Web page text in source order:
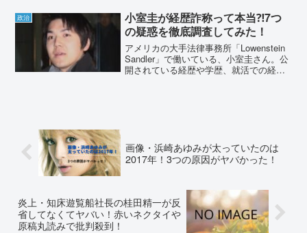
雇され日本に出戻りと言われています。
今後どう...
政治
小室圭が経歴詐称って本当⁈7つ
の疑惑を徹底調査してみた！
アメリカの大手法律事務所「Lowenstein
Sandler」で働いている、小室圭さん。公
開されている経歴や学歴、就活での経歴
画像・浜崎あゆみが太っていたのは
2017年！3つの原因がヤバかった！
炎上・知床遊覧船社長の桂田精一が反
省してなくてヤバい！赤いネクタイや
原稿丸読みで批判殺到！